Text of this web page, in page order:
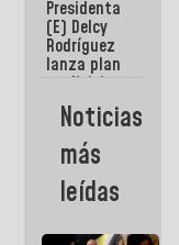
emergencia
sísmica en
la última
semana
Presidenta
(E) Delcy
Rodríguez
lanza plan
crediticio
con subsidio
a Juntas de
Condominio
Noticias
más
leídas